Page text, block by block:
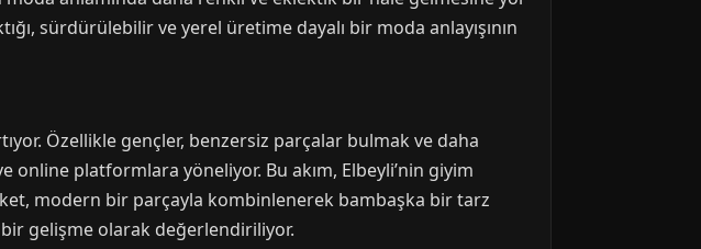
sürdürülebilir ve yerel üretime dayalı bir moda anlayışının
Özellikle gençler, benzersiz parçalar bulmak ve daha
online platformlara yöneliyor. Bu akım, Elbeyli’nin giyim
modern bir parçayla kombinlenerek bambaşka bir tarz
gelişme olarak değerlendiriliyor.